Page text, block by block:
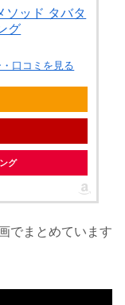
ソッド タバタ
グ
口コミを見る
グ
でまとめています